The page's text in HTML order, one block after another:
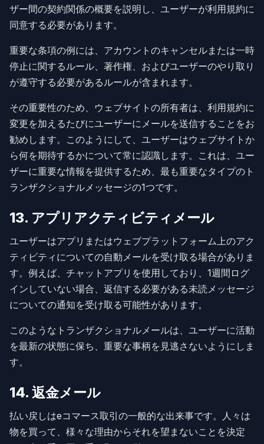
ザー間の契約関係の概要を説明し、ユーザーが利用規約に
同意する必要があります。
重要な条項の例には、アカウントのキャンセルまたは一時
停止に関するルール、著作権、およびユーザーのやり取り
が遵守する必要があるルールが含まれます。
その重要性のため、ウェブサイトの所有者は、利用規約に
変更を加えるたびにユーザーにメールを送信することをお
勧めします。このようにして、ユーザーはウェブサイトか
ら何を期待するかについて常に認識します。これは、ユー
ザーに重要な情報を提供するため、最も重要なタイプのト
ランザクショナルメッセージの1つです。
13. アプリアクティビティメール
ユーザーはアプリまたはウェブプラットフォーム上のアク
ティビティについての自動メールを受け取る場合がありま
す。例えば、チャットアプリを使用しており、1週間ログ
インしていない場合、返信する必要がある未読メッセージ
についての通知を受け取る可能性があります。
このようなトランザクショナルメールは、ユーザーに活動
を最新の状態に保ち、重要な事柄を見逃さないようにしま
す。
14. 返金メール
払い戻しはeコマース取引の一般的な出来事です。人々は
物を買って、様々な理由からそれを望まないことを決定